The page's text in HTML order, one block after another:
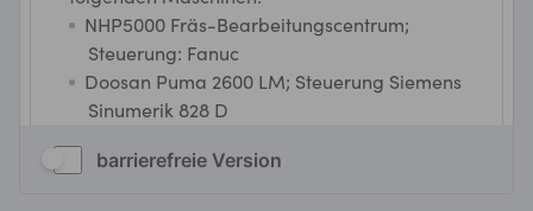
barrierefreie Version